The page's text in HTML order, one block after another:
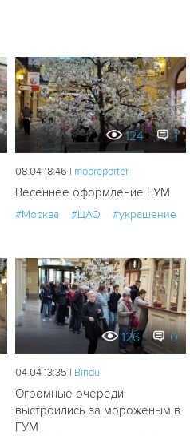
124 1
08.04 18:46 | mobreporter
Весеннее оформление ГУМ
#Москва #ЦАО #украшение
126 0
04.04 13:35 | Bindu
Огромные очереди
выстроились за мороженым в
ГУМ